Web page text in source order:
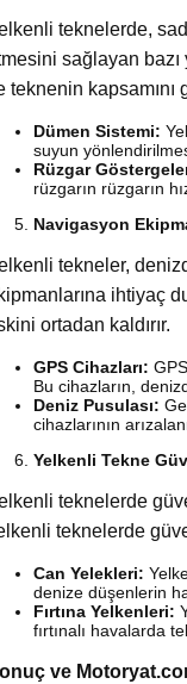
teknelerde,
sağlayan bazı
teknenin
Dümen Sistemi:
suyun
Rüzgar
rüzgarın rüzgarın
Navigasyon
tekneler,
ihtiyaç
ortadan kaldırır.
GPS Cihazları:
Bu cihazların,
Deniz Pusulası:
cihazlarının
Yelkenli Tekne
teknelerde
teknelerde
Can Yelekleri:
denize düşenlerin
Fırtına Yelkenleri:
fırtınalı havalarda
ve